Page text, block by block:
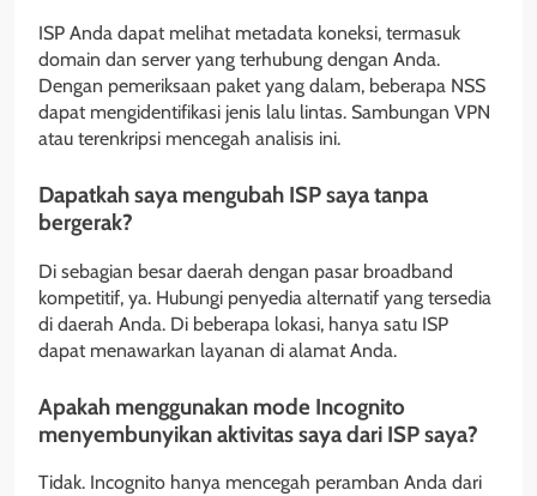
ISP Anda dapat melihat metadata koneksi, termasuk
domain dan server yang terhubung dengan Anda.
Dengan pemeriksaan paket yang dalam, beberapa NSS
dapat mengidentifikasi jenis lalu lintas. Sambungan VPN
atau terenkripsi mencegah analisis ini.
Dapatkah saya mengubah ISP saya tanpa
bergerak?
Di sebagian besar daerah dengan pasar broadband
kompetitif, ya. Hubungi penyedia alternatif yang tersedia
di daerah Anda. Di beberapa lokasi, hanya satu ISP
dapat menawarkan layanan di alamat Anda.
Apakah menggunakan mode Incognito
menyembunyikan aktivitas saya dari ISP saya?
Tidak. Incognito hanya mencegah peramban Anda dari